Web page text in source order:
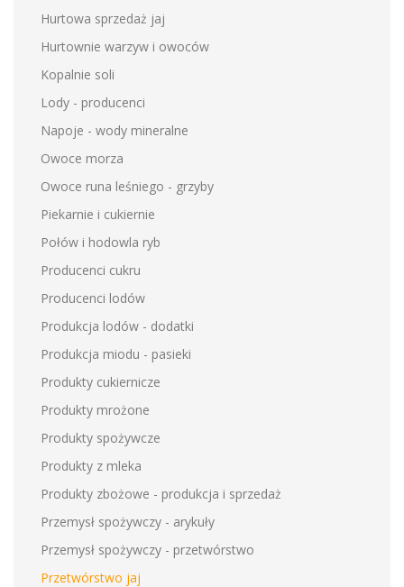
Hurtowa sprzedaż jaj
Hurtownie warzyw i owoców
Kopalnie soli
Lody - producenci
Napoje - wody mineralne
Owoce morza
Owoce runa leśniego - grzyby
Piekarnie i cukiernie
Połów i hodowla ryb
Producenci cukru
Producenci lodów
Produkcja lodów - dodatki
Produkcja miodu - pasieki
Produkty cukiernicze
Produkty mrożone
Produkty spożywcze
Produkty z mleka
Produkty zbożowe - produkcja i sprzedaż
Przemysł spożywczy - arykuły
Przemysł spożywczy - przetwórstwo
Przetwórstwo jaj